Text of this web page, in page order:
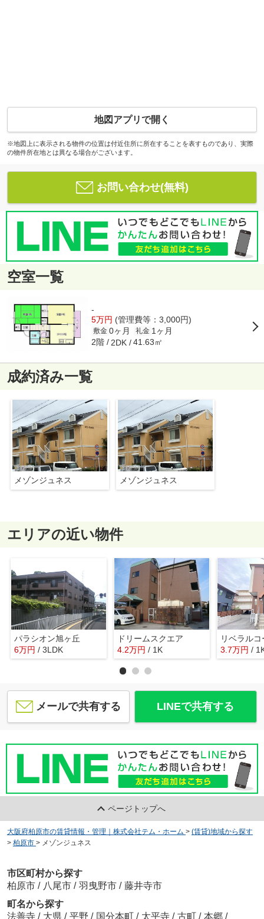
地図アプリで開く
※地図上に表示される物件の位置は付近住所に所在することを表すものであり、実際
の物件所在地とは異なる場合がございます。
お問い合わせ(無料)
空室一覧
-
5万円 (管理費等：3,000円)
敷金 0ヶ月 礼金 1ヶ月
2階 2DK 41.63㎡
成約済み一覧
メゾンジュネス メゾンジュネス
エリアの近い物件
パラシオン旭ヶ丘
6万円 / 3LDK
ドリームスクエア
4.2万円 / 1K
リベラルコ
3.7万円 /
メールで共有する LINEで共有する
ページトップへ
大阪府柏原市の賃貸情報・管理｜株式会社テム・ホーム > (賃貸)地域から探す
> 柏原市 > メゾンジュネス
市区町村から探す
柏原市 / 八尾市 / 羽曳野市 / 藤井寺市
町名から探す
法善寺 / 大県 / 平野 / 国分本町 / 太平寺 / 古町 / 本郷 /